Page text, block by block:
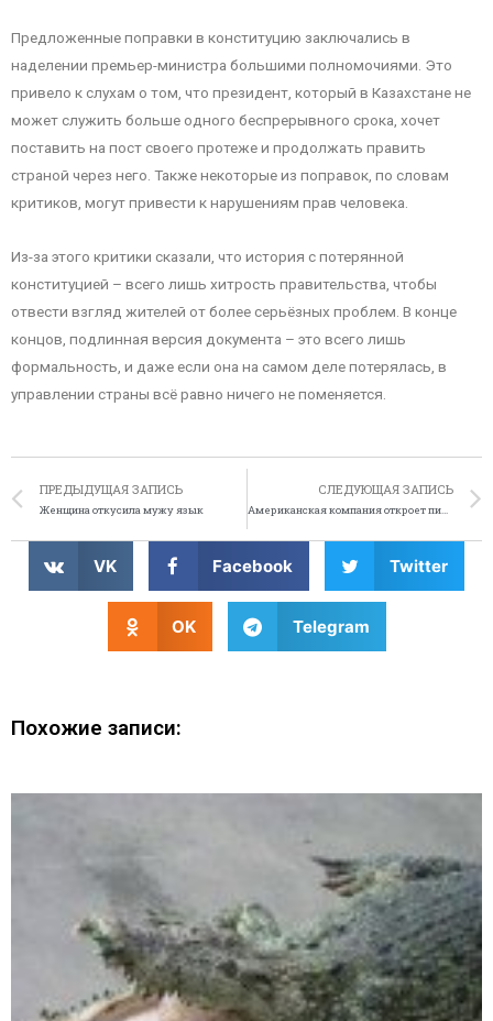
Предложенные поправки в конституцию заключались в
наделении премьер-министра большими полномочиями. Это
привело к слухам о том, что президент, который в Казахстане не
может служить больше одного беспрерывного срока, хочет
поставить на пост своего протеже и продолжать править
страной через него. Также некоторые из поправок, по словам
критиков, могут привести к нарушениям прав человека.
Из-за этого критики сказали, что история с потерянной
конституцией – всего лишь хитрость правительства, чтобы
отвести взгляд жителей от более серьёзных проблем. В конце
концов, подлинная версия документа – это всего лишь
формальность, и даже если она на самом деле потерялась, в
управлении страны всё равно ничего не поменяется.
ПРЕДЫДУЩАЯ ЗАПИСЬ
Женщина откусила мужу язык
СЛЕДУЮЩАЯ ЗАПИСЬ
Американская компания откроет пиццерию на Луне
VK Facebook Twitter
OK Telegram
Похожие записи: